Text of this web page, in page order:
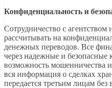
Конфиденциальность и
Сотрудничество с
рассчитывать на
денежных переводов. Все
через надежные и безопасные
возможность мошенничества
вся информация о сделках
передается третьим лицам без